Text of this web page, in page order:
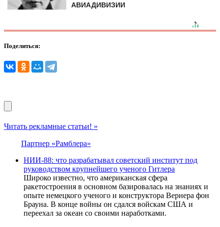
АВИАДИВИЗИИ
Поделиться:
Читать рекламные статьи! »
Партнер «Рамблера»
НИИ-88: что разрабатывал советский институт под
руководством крупнейшего ученого Гитлера
Широко известно, что американская сфера
ракетостроения в основном базировалась на знаниях и
опыте немецкого ученого и конструктора Вернера фон
Брауна. В конце войны он сдался войскам США и
переехал за океан со своими наработками.